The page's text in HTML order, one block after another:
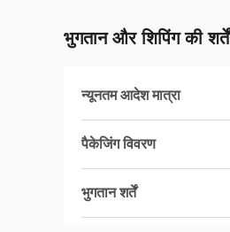
भुगतान और शिपिंग की शर्तें
न्यूनतम आदेश मात्रा
पैकेजिंग विवरण
भुगतान शर्तें